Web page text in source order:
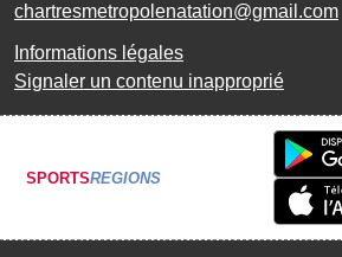
chartresmetropolenatation@gmail.com
Informations légales
Signaler un contenu inapproprié
SPORTSREGIONS